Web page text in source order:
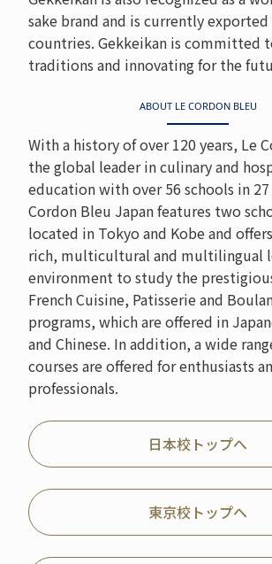
sake brand and is currently
countries. Gekkeikan is committed
traditions and innovating for the
ABOUT LE CORDON BLEU
With a history of over 120 years, Le
the global leader in culinary and
education with over 56 schools in
Cordon Bleu Japan features two
located in Tokyo and Kobe and
rich, multicultural and multilingual
environment to study the
French Cuisine, Patisserie and
programs, which are offered in
and Chinese. In addition, a wide
courses are offered for enthusiasts
professionals.
日本校トップへ
東京校トップへ